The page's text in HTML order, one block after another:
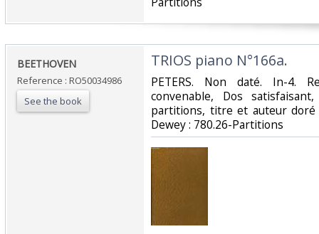
‎BEETHOVEN‎
Reference : RO50034986
See the book
‎TRIOS piano N°166a.‎
‎PETERS. Non daté. In-4.
convenable, Dos
partitions, titre et auteur doré
Dewey : 780.26-Partitions‎